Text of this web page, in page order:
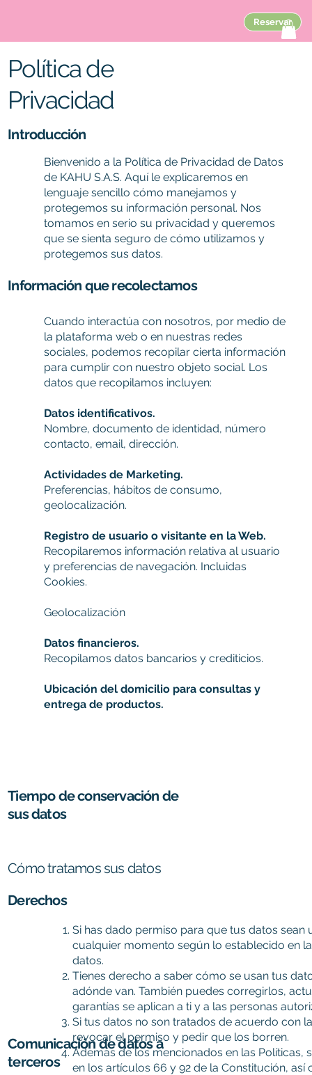
Reservar
Política de
Privacidad
Introducción
Bienvenido a la Política de Privacidad de Datos
de KAHU S.A.S. Aquí le explicaremos en
lenguaje sencillo cómo manejamos y
protegemos su información personal. Nos
tomamos en serio su privacidad y queremos
que se sienta seguro de cómo utilizamos y
protegemos sus datos.
Información que recolectamos
Cuando interactúa con nosotros, por medio de
la plataforma web o en nuestras redes
sociales, podemos recopilar cierta información
para cumplir con nuestro objeto social. Los
datos que recopilamos incluyen:
Datos identificativos.
Nombre, documento de identidad, número
contacto, email, dirección.
Actividades de Marketing.
Preferencias, hábitos de consumo,
geolocalización.
Registro de usuario o visitante en la Web.
Recopilaremos información relativa al usuario
y preferencias de navegación. Incluidas
Cookies.
Geolocalización
Datos financieros.
Recopilamos datos bancarios y crediticios.
Ubicación del domicilio para consultas y
entrega de productos.
Cómo tratamos sus datos
Tiempo de conservación de
sus datos
Derechos
Si has dado permiso para que tus datos
cualquier momento según lo establecido en
datos.
Tienes derecho a saber cómo se usan tus
adónde van. También puedes corregirlos,
garantías se aplican a ti y a las personas
Si tus datos no son tratados de acuerdo con
revocar el permiso y pedir que los borren.
Además de los mencionados en las
en los artículos 66 y 92 de la Constitución,
Comunicación de datos a
terceros